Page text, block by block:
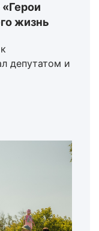
жизнь
депутатом и